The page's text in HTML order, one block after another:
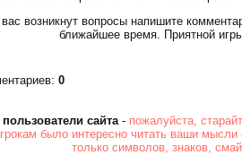
возникнут вопросы напишите
ближайшее время. Приятной
: 0
сайта- пожалуйста,
было интересно читать ваши
только символов, знаков,